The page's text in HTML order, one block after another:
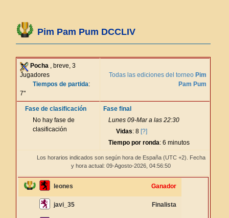
Pim Pam Pum DCCLIV
Pocha , breve, 3
Jugadores
Tiempos de partida:
7"
Todas las ediciones del torneo Pim
Pam Pum
Fase de clasificación
No hay fase de
clasificación
Fase final
Lunes 09-Mar a las 22:30
Vidas: 8 [?]
Tiempo por ronda: 6 minutos
Los horarios indicados son según hora de España (UTC +2). Fecha
y hora actual: 09-Agosto-2026, 04:56:51
leones Ganador
javi_35 Finalista